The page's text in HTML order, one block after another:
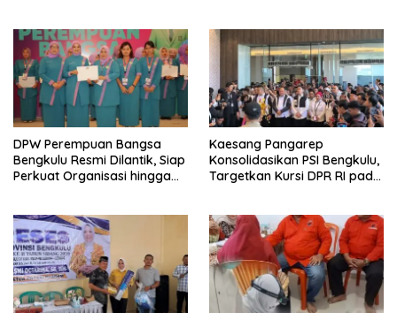
DPW Perempuan Bangsa
Bengkulu Resmi Dilantik, Siap
Perkuat Organisasi hingga
Kaesang Pangarep
Konsolidasikan PSI Bengkulu,
Targetkan Kursi DPR RI pada